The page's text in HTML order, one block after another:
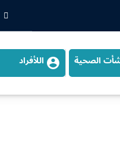
الصحية اللأفراد